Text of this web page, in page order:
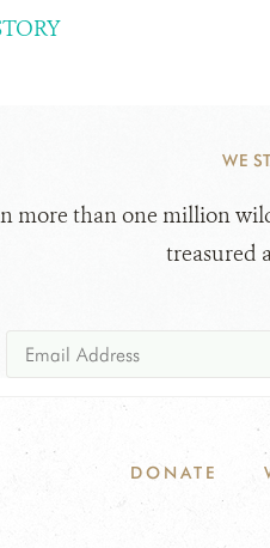
WE
more than one million
treasured
DONATE